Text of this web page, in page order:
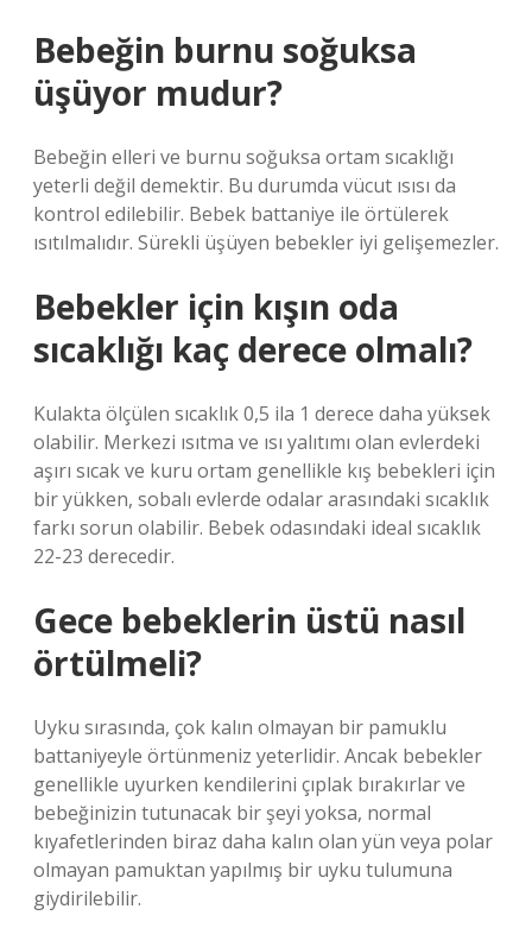
Bebeğin burnu soğuksa
üşüyor mudur?
Bebeğin elleri ve burnu soğuksa ortam sıcaklığı
yeterli değil demektir. Bu durumda vücut ısısı da
kontrol edilebilir. Bebek battaniye ile örtülerek
ısıtılmalıdır. Sürekli üşüyen bebekler iyi gelişemezler.
Bebekler için kışın oda
sıcaklığı kaç derece olmalı?
Kulakta ölçülen sıcaklık 0,5 ila 1 derece daha yüksek
olabilir. Merkezi ısıtma ve ısı yalıtımı olan evlerdeki
aşırı sıcak ve kuru ortam genellikle kış bebekleri için
bir yükken, sobalı evlerde odalar arasındaki sıcaklık
farkı sorun olabilir. Bebek odasındaki ideal sıcaklık
22-23 derecedir.
Gece bebeklerin üstü nasıl
örtülmeli?
Uyku sırasında, çok kalın olmayan bir pamuklu
battaniyeyle örtünmeniz yeterlidir. Ancak bebekler
genellikle uyurken kendilerini çıplak bırakırlar ve
bebeğinizin tutunacak bir şeyi yoksa, normal
kıyafetlerinden biraz daha kalın olan yün veya polar
olmayan pamuktan yapılmış bir uyku tulumuna
giydirilebilir.